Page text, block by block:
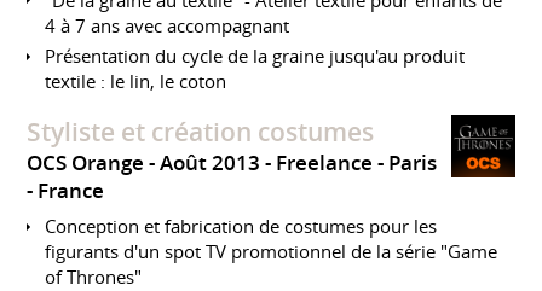
4 à 7 ans avec accompagnant
Présentation du cycle de la graine jusqu'au produit
textile : le lin, le coton
Styliste et création costumes
OCS Orange Août 2013 Freelance
Paris
France
Conception et fabrication de costumes pour les
figurants d'un spot TV promotionnel de la série "Game
of Thrones"